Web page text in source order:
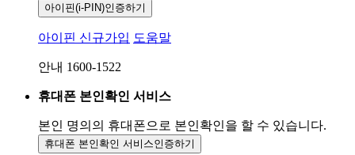
아이핀(i-PIN)인증하기
아이핀 신규가입 도움말
안내 1600-1522
휴대폰 본인확인 서비스
본인 명의의 휴대폰으로 본인확인을 할 수 있습니다.
휴대폰 본인확인 서비스인증하기